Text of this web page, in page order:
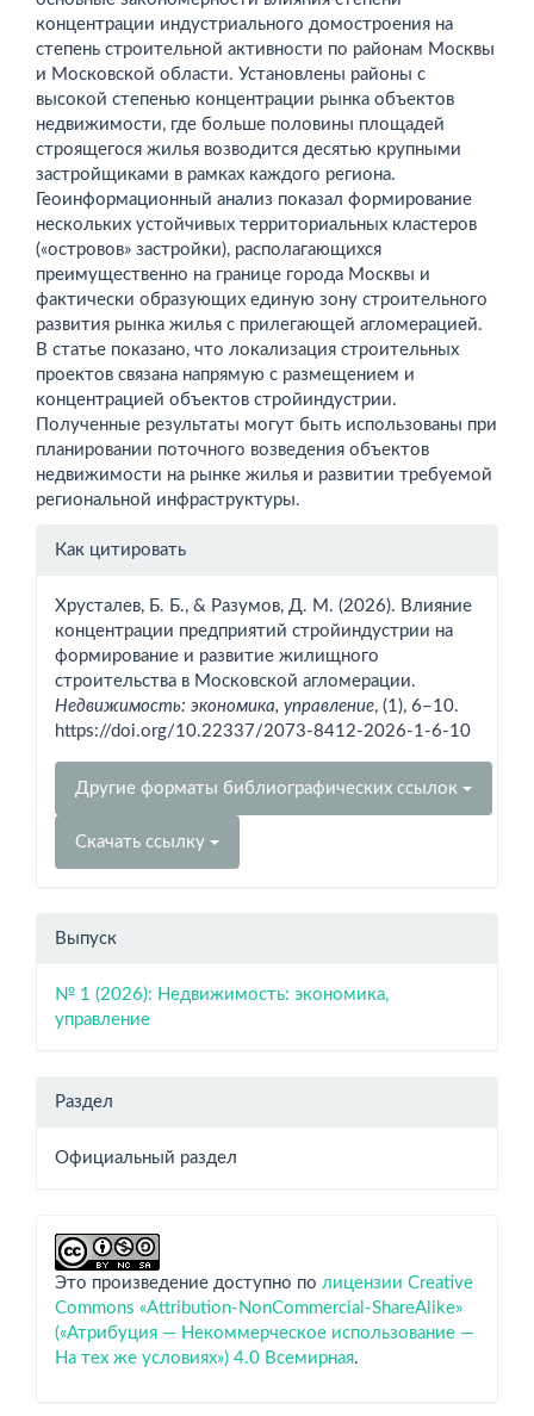
концентрации индустриального домостроения на
степень строительной активности по районам Москвы
и Московской области. Установлены районы с
высокой степенью концентрации рынка объектов
недвижимости, где больше половины площадей
строящегося жилья возводится десятью крупными
застройщиками в рамках каждого региона.
Геоинформационный анализ показал формирование
нескольких устойчивых территориальных кластеров
(«островов» застройки), располагающихся
преимущественно на границе города Москвы и
фактически образующих единую зону строительного
развития рынка жилья с прилегающей агломерацией.
В статье показано, что локализация строительных
проектов связана напрямую с размещением и
концентрацией объектов стройиндустрии.
Полученные результаты могут быть использованы при
планировании поточного возведения объектов
недвижимости на рынке жилья и развитии требуемой
региональной инфраструктуры.
Информация
Как цитировать
Хрусталев, Б. Б., & Разумов, Д. М. (2026). Влияние
концентрации предприятий стройиндустрии на
формирование и развитие жилищного
строительства в Московской агломерации.
Недвижимость: экономика, управление, (1), 6–10.
https://doi.org/10.22337/2073-8412-2026-1-6-10
Другие форматы библиографических ссылок
Скачать ссылку
Выпуск
№ 1 (2026): Недвижимость: экономика,
управление
Раздел
Официальный раздел
Это произведение доступно по лицензии Creative
Commons «Attribution-NonCommercial-ShareAlike»
(«Атрибуция — Некоммерческое использование —
На тех же условиях») 4.0 Всемирная.